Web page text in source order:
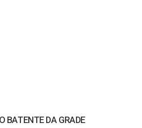
BATENTE DA GRADE